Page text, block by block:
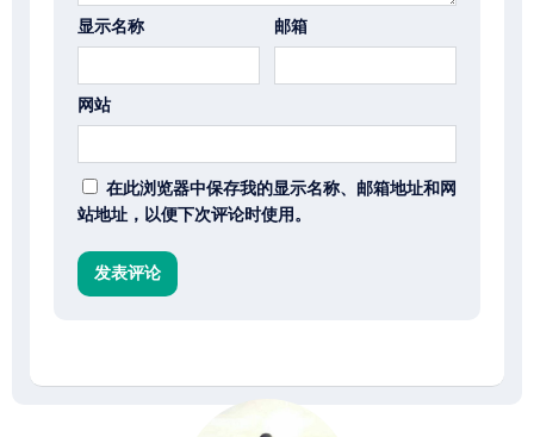
显示名称 邮箱
网站
在此浏览器中保存我的显示名称、邮箱地址和网
站地址，以便下次评论时使用。